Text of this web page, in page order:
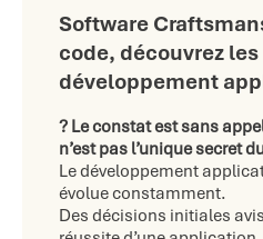
Software
code, découvrez les
développement
? Le constat est sans
n’est pas l’unique secret
Le développement
évolue constamment.
Des décisions initiales